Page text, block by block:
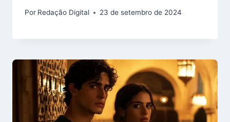
Por Redação Digital 23 de setembro de 2024